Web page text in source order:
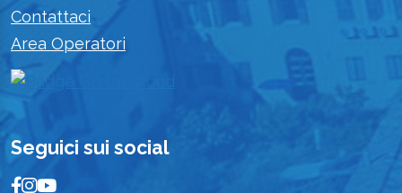
Contattaci
Area Operatori
Seguici sui social